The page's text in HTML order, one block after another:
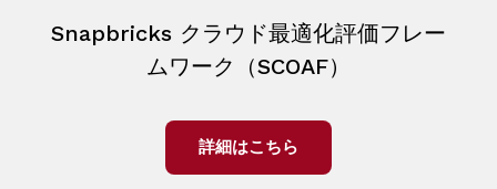
Snapbricks クラウド最適化評価フレー
ムワーク（SCOAF）
詳細はこちら